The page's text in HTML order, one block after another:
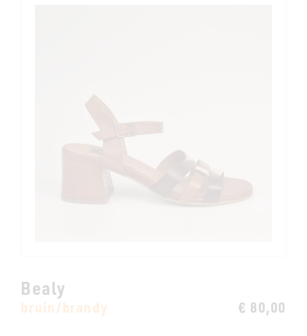
Bealy
bruin/brandy € 80,00